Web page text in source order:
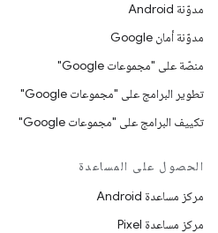
مدوّنة Android
مدوّنة أمان Google
منصّة على "مجموعات Google"
تطوير البرامج على "مجموعات Google"
تكييف البرامج على "مجموعات Google"
الحصول على المساعدة
مركز مساعدة Android
مركز مساعدة Pixel